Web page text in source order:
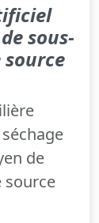
sous-
de
source